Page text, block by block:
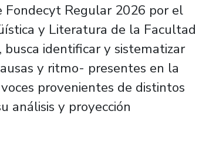
Fondecyt Regular 2026 por el
y Literatura de la Facultad
busca identificar y sistematizar
y ritmo- presentes en la
provenientes de distintos
análisis y proyección